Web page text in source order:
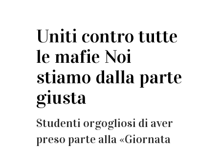
Uniti contro tutte
le mafie Noi
stiamo dalla parte
giusta
Studenti orgogliosi di aver
preso parte alla «Giornata